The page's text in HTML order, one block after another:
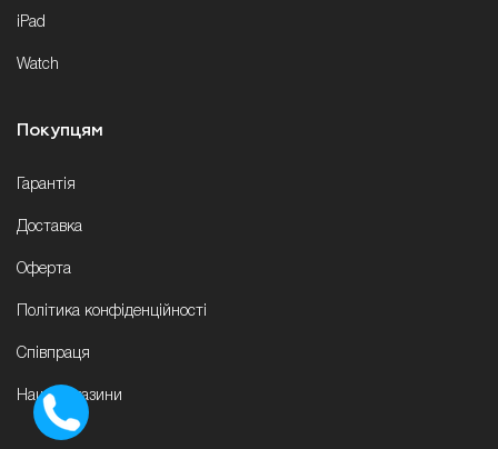
iPad
Watch
Покупцям
Гарантія
Доставка
Оферта
Політика конфіденційності
Співпраця
Наші магазини